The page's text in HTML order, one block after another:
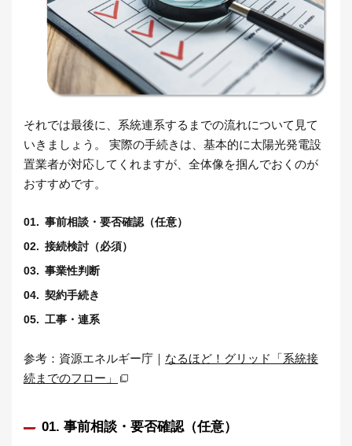
それでは最後に、系統連系するまでの流れについて見て
いきましょう。 実際の手続きは、基本的に太陽光発電設
置業者が対応してくれますが、全体像を掴んでおくのが
おすすめです。
事前相談・要否確認（任意）
接続検討（必須）
事業性判断
契約手続き
工事・連系
参考：資源エネルギー庁｜ なるほど！グリッド「系統接
続までのフロー」
01. 事前相談・要否確認（任意）